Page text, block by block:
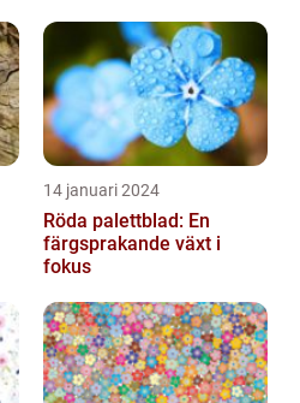
14 januari 2024
Röda palettblad: En
färgsprakande växt i
fokus